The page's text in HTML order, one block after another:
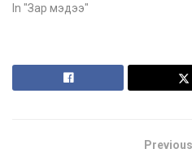
In "Зар мэдээ"